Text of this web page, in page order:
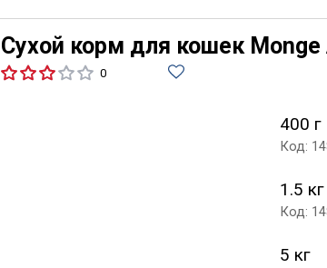
Сухой корм для кошек Monge
0
400 г
Код:
1.5 кг
Код:
5 кг